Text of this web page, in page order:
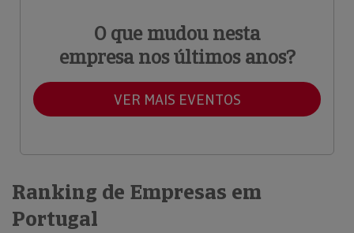
O que mudou nesta
empresa nos últimos anos?
VER MAIS EVENTOS
Ranking de Empresas em
Portugal